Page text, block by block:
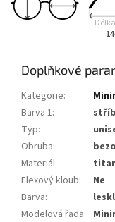
Doplňkové
Kategorie:
Barva 1:
Typ:
Obruba:
Materiál:
Flexový kloub:
Ne
Barva:
Modelová řada: